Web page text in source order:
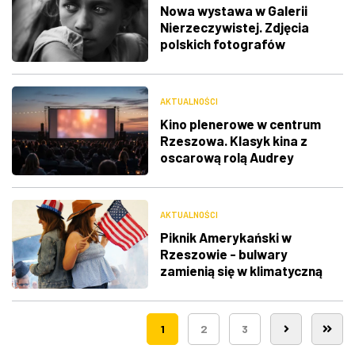
Nowa wystawa w Galerii
Nierzeczywistej. Zdjęcia
polskich fotografów
AKTUALNOŚCI
Kino plenerowe w centrum
Rzeszowa. Klasyk kina z
oscarową rolą Audrey
AKTUALNOŚCI
Piknik Amerykański w
Rzeszowie - bulwary
zamienią się w klimatyczną
1 2 3